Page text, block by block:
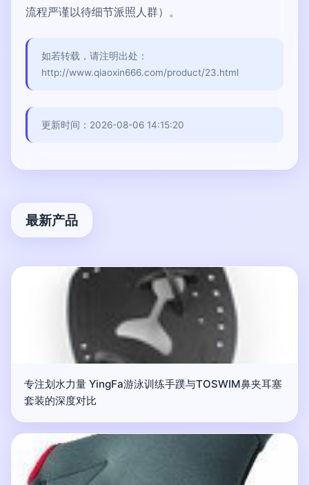
流程严谨以待细节派照人群）。
如若转载，请注明出处：
http://www.qiaoxin666.com/product/23.html
更新时间：2026-08-06 14:15:20
最新产品
专注划水力量 YingFa游泳训练手蹼与TOSWIM鼻夹耳塞
套装的深度对比